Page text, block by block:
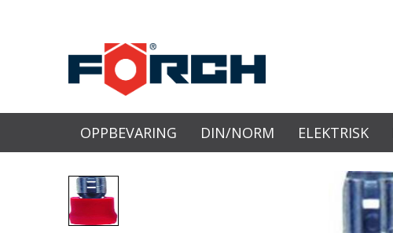
OPPBEVARING DIN/NORM ELEKTRISK